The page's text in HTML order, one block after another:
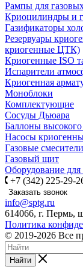
Рампы для
Криоцилиндры и
Газификаторы
Резервуары
криогенные ЦТК)
Криогенные ISO
Испарители
Криогенная
Моноблоки
Комплектующие
Сосуды Дьюара
Баллоны
Насосы
Газовые смесители
Газовый щит
Оборудование для
+7 (342) 225-29-
Заказать звонок
info@sptg.ru
614066, г. Пермь,
Политика
© 2019-2026 Все
Найти